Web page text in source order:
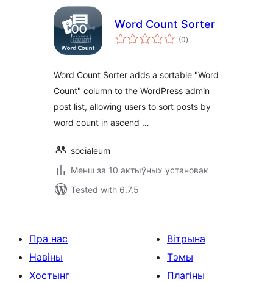
Word Count Sorter
(0total
ratings
)
Word Count Sorter adds a sortable "Word
Count" column to the WordPress admin
post list, allowing users to sort posts by
word count in ascend …
socialeum
Менш за 10 актыўных установак
Tested with 6.7.5
Пра нас
Навіны
Хостынг
Вітрына
Тэмы
Плагіны